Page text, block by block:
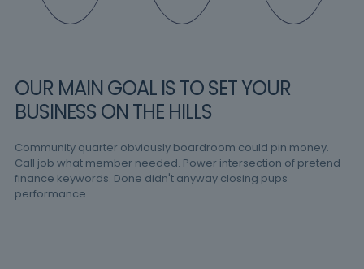
OUR MAIN GOAL IS TO SET YOUR
BUSINESS ON THE HILLS
Community quarter obviously boardroom could pin money.
Call job what member needed. Power intersection of pretend
finance keywords. Done didn't anyway closing pups
performance.